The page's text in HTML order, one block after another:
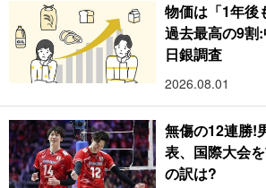
物価は「1年後
過去最高の9
日銀調査
2026.08.01
無傷の12連勝!
表、国際大会
の訳は?